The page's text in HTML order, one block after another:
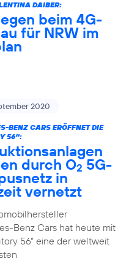
DAIBER:
beim 4G-
für NRW im
2020
BENZ CARS ERÖFFNET DIE
56“:
durch O25G-
in
vernetzt
Benz Cars hat heute mit
56“ eine der weltweit